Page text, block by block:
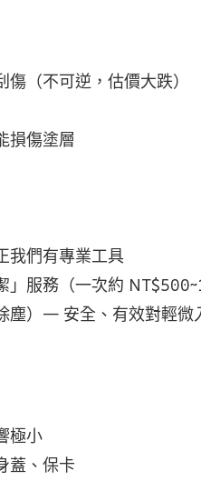
（不可逆，估價大跌）
損傷塗層
我們有專業工具
」服務（一次約
塵）— 安全、有效對輕微
極小
蓋、保卡